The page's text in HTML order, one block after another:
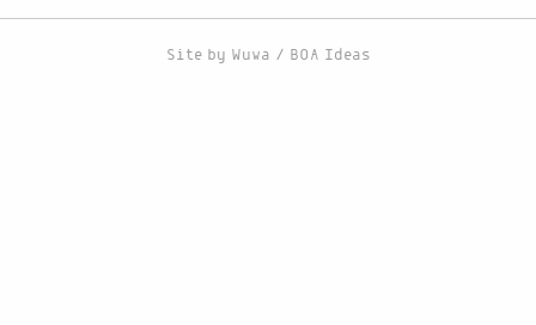
Site by Wuwa / BOA Ideas